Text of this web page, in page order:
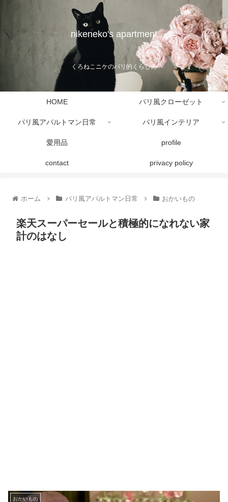
nikeneko's apartment
くろねこニケのパリ的くらし術
HOME パリ風クローゼット
パリ風アパルトマン日常 パリ風インテリア
愛用品 profile
contact privacy policy
ホーム パリ風アパルトマン日常 おかいもの
楽天スーパーセールと積極的になれない家
計のはなし
おかいもの